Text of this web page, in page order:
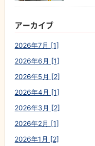
アーカイブ
2026年7月 [1]
2026年6月 [1]
2026年5月 [2]
2026年4月 [1]
2026年3月 [2]
2026年2月 [1]
2026年1月 [2]